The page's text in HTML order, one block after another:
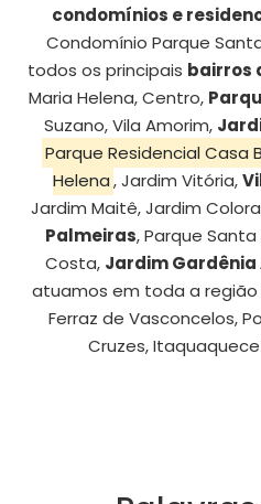
condomínios e
Condomínio Parque
todos os principais bairros
Maria Helena, Centro,
Suzano, Vila Amorim,
Parque Residencial Casa
Helena, Jardim Vitória,
Jardim Maitê, Jardim
Palmeiras, Parque Santa
Costa, Jardim Gardênia
atuamos em toda a
Ferraz de Vasconcelos,
Cruzes,